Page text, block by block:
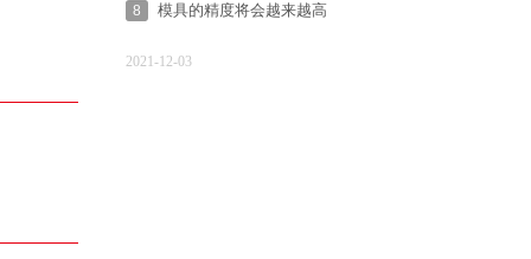
8
模具的精度将会越来越高
2021-12-03